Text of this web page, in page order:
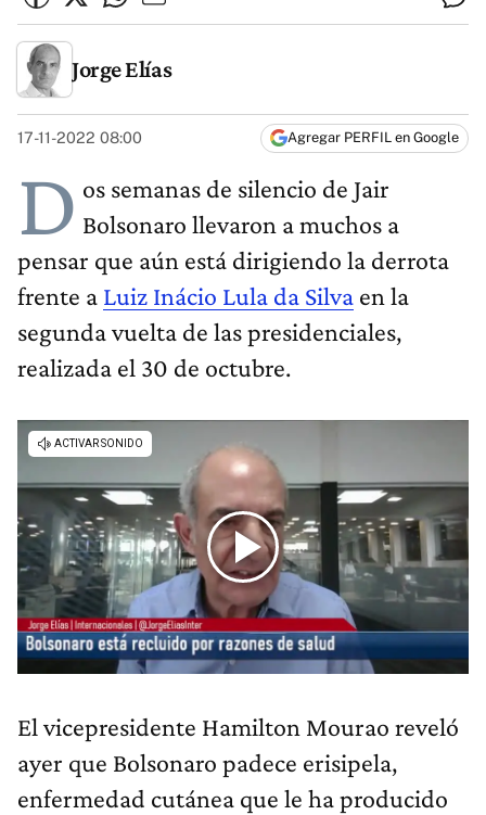
Jorge Elías
17-11-2022 08:00 Agregar PERFIL en Google
D os semanas de silencio de Jair
Bolsonaro llevaron a muchos a
pensar que aún está dirigiendo la derrota
frente a Luiz Inácio Lula da Silva en la
segunda vuelta de las presidenciales,
realizada el 30 de octubre.
El vicepresidente Hamilton Mourao reveló
ayer que Bolsonaro padece erisipela,
enfermedad cutánea que le ha producido